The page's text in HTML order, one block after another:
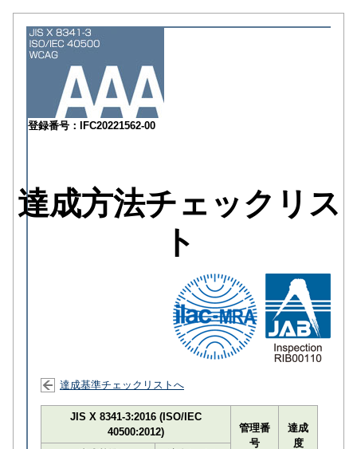
登録番号：IFC20221562-00
達成方法チェックリス
ト
達成基準チェックリストへ
JIS X 8341-3:2016 (ISO/IEC
40500:2012)
管理番
号
達成
度